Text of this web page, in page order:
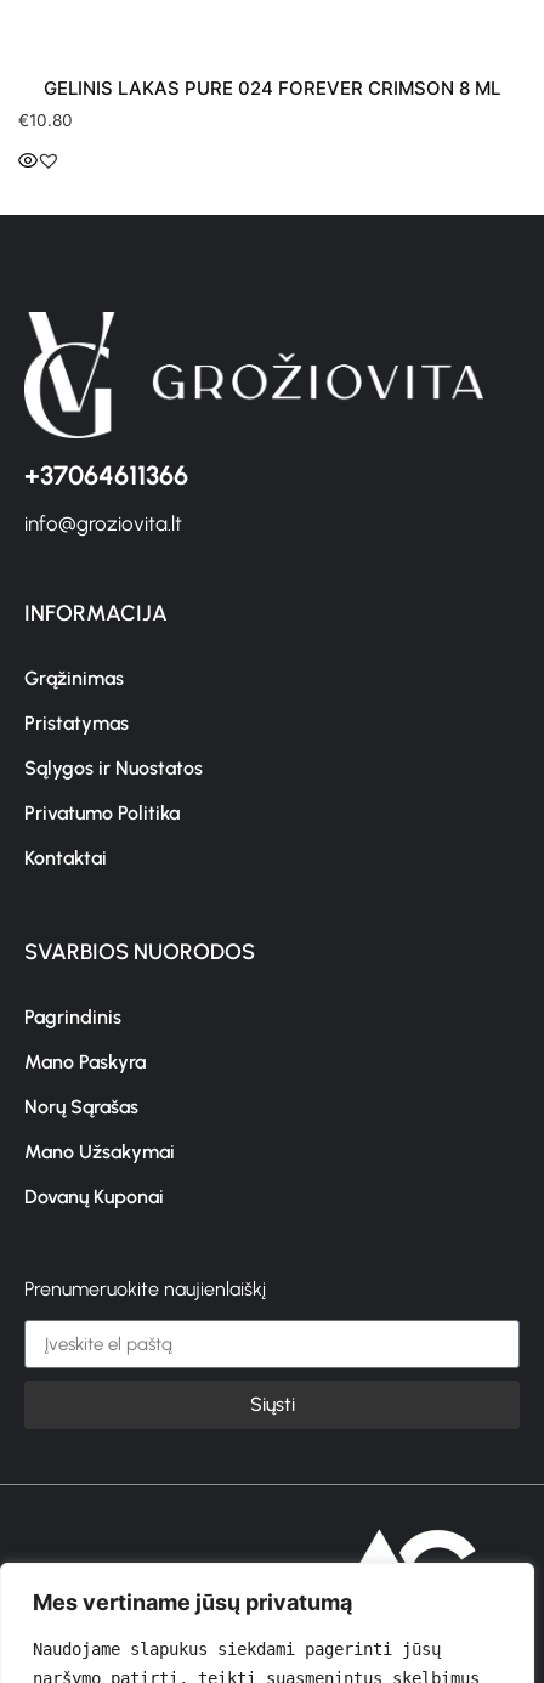
Mes vertiname jūsų privatumą
Naudojame slapukus siekdami pagerinti jūsų
naršymo patirtį, teikti suasmenintus skelbimus
GELINIS LAKAS PURE 024 FOREVER CRIMSON 8 ML
€10.80
+37064611366
info@groziovita.lt
INFORMACIJA
Grąžinimas
Pristatymas
Sąlygos ir Nuostatos
Privatumo Politika
Kontaktai
SVARBIOS NUORODOS
Pagrindinis
Mano Paskyra
Norų Sąrašas
Mano Užsakymai
Dovanų Kuponai
Prenumeruokite naujienlaiškį
Siųsti
© 2026 GROŽIOVITA